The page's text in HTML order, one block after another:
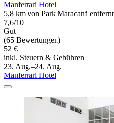
Manferrari Hotel
5,8 km von Park Maracanã entfernt
7,6/10
Gut
(65 Bewertungen)
52 €
inkl. Steuern & Gebühren
23. Aug.–24. Aug.
Manferrari Hotel